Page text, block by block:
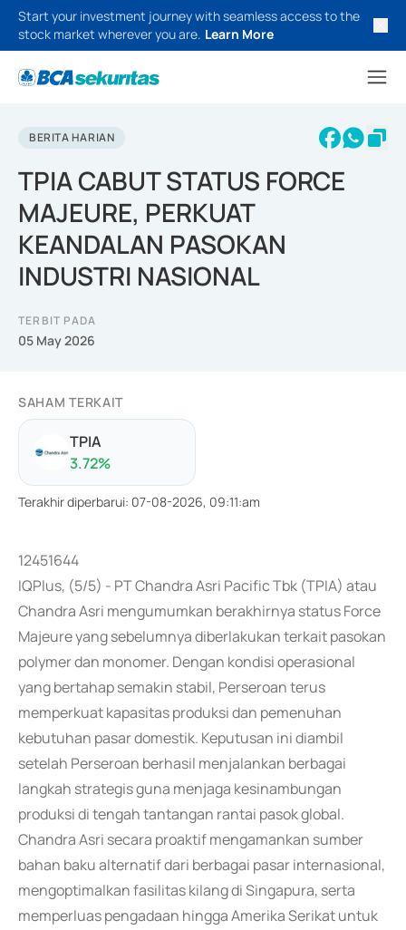
Start your investment journey with seamless access to the
stock market wherever you are. Learn More
BERITA HARIAN
TPIA CABUT STATUS FORCE
MAJEURE, PERKUAT
KEANDALAN PASOKAN
INDUSTRI NASIONAL
TERBIT PADA
05 May 2026
SAHAM TERKAIT
TPIA
3.72%
Terakhir diperbarui: 07-08-2026, 09:11:am
12451644
IQPlus, (5/5) - PT Chandra Asri Pacific Tbk (TPIA) atau
Chandra Asri mengumumkan berakhirnya status Force
Majeure yang sebelumnya diberlakukan terkait pasokan
polymer dan monomer. Dengan kondisi operasional
yang bertahap semakin stabil, Perseroan terus
memperkuat kapasitas produksi dan pemenuhan
kebutuhan pasar domestik. Keputusan ini diambil
setelah Perseroan berhasil menjalankan berbagai
langkah strategis guna menjaga kesinambungan
produksi di tengah tantangan rantai pasok global.
Chandra Asri secara proaktif mengamankan sumber
bahan baku alternatif dari berbagai pasar internasional,
mengoptimalkan fasilitas kilang di Singapura, serta
memperluas pengadaan hingga Amerika Serikat untuk